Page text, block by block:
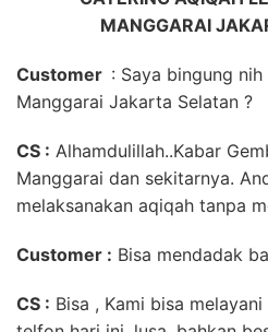
MANGGARAI
Customer : Saya bingung
Manggarai Jakarta Selatan ?
CS : Alhamdulillah..Kabar
Manggarai dan sekitarnya.
melaksanakan aqiqah tanpa
Customer : Bisa mendadak
CS : Bisa , Kami bisa